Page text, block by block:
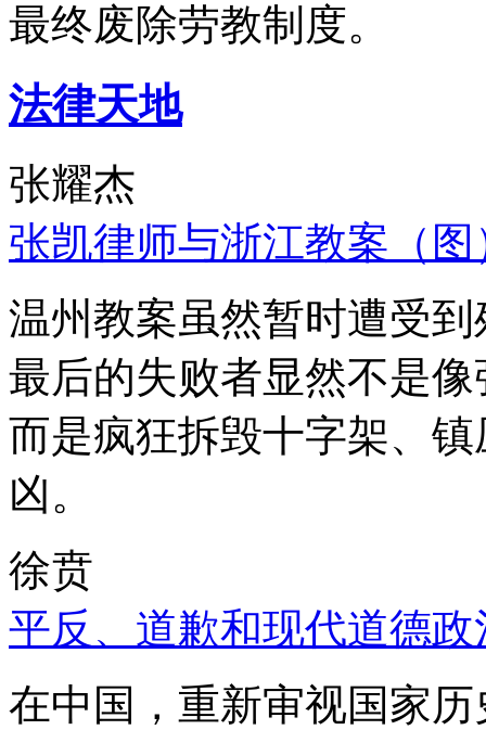
最终废除劳教制度。
法律天地
张耀杰
张凯律师与浙江教案（图
温州教案虽然暂时遭受
最后的失败者显然不是
而是疯狂拆毁十字架、
凶。
徐贲
平反、道歉和现代道德政
在中国，重新审视国家